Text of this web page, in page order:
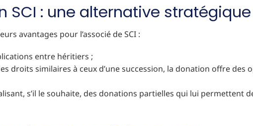
SCI : une alternative stratégique
avantages pour l’associé de SCI :
entre héritiers ;
droits similaires à ceux d’une succession, la donation offre des
s’il le souhaite, des donations partielles qui lui permettent